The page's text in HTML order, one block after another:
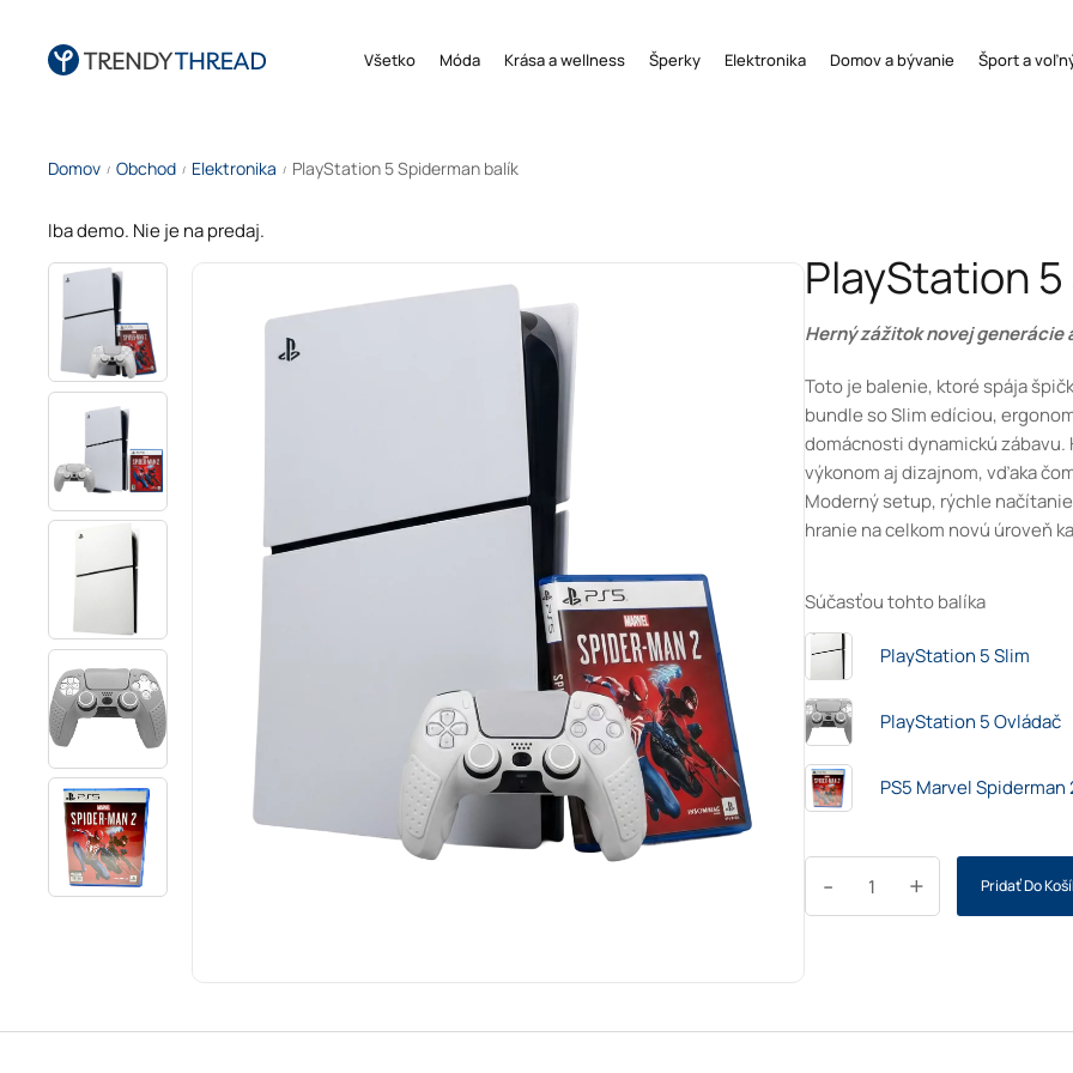
Všetko Móda Krása a wellness Šperky Elektronika Domov a bývanie Šport a
Domov / Obchod / Elektronika / PlayStation 5 Spiderman balík
Iba demo. Nie je na predaj.
PlayStation
Herný zážitok novej generácie
Toto je balenie, ktoré spája
bundle so Slim edíciou,
domácnosti dynamickú
výkonom aj dizajnom, vďaka
Moderný setup, rýchle
hranie na celkom novú úroveň
Súčasťou tohto balíka
PlayStation 5 Slim
PlayStation 5 Ovládač
PS5 Marvel Spiderman
+
- Pridať Do